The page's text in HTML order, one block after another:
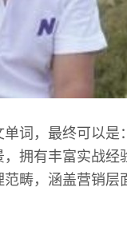
词，最终可以
拥有丰富实战
畴，涵盖营销